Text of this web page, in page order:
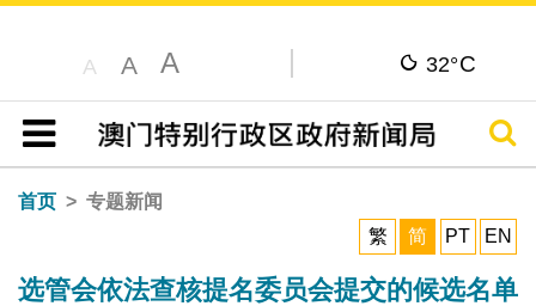
A A A 32°C
目录
搜寻
首页
专题新闻
繁
简 PT EN
选管会依法查核提名委员会提交的候选名单